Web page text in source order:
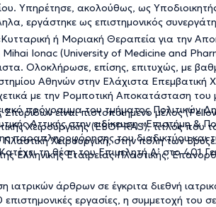
Υπηρέτησε, ακολούθως, ως
εργάστηκε ως επιστημονικός
ή Μοριακή Θεραπεία για την
Ionac (University of Medicine and
Ολοκλήρωσε, επίσης, επιτυχώς, με
Αθηνών στην Ελάχιστα Επεμβατική
με την Ρομποτική Αποκατάσταση
πρόγραμμα του τμήματος Πολιτικών
Αττικής στην ειδίκευση «Επιστήμη &
παραπληροφόρησης του διαδικτύου και
τη θέση του Επιμελητή Α’ στο 401
είναι πιστοποιημένο μέλος
Χειρουργικής (EBOPRAS), τίτλος που
Χειρουργική, στην πόλη των
Ελληνικής Εταιρείας Πλαστικής,
ιατρικών άρθρων σε έγκριτα διεθνή
εργασίες, η συμμετοχή του